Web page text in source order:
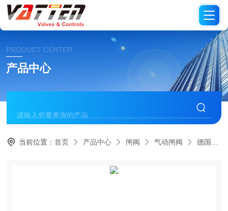
PRODUCT CENTER
产品中心
当前位置：首页 产品中心 闸阀 气动闸阀 德国进口高温过油闸阀 进口不锈钢耐高温高压电动闸阀